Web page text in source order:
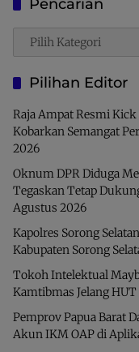
Pencarian
Pencarian
Pilihan Editor
Raja Ampat Resmi Kick
Kobarkan Semangat
2026
Oknum DPR Diduga
Tegaskan Tetap
Agustus 2026
Kapolres Sorong
Kabupaten Sorong
Tokoh Intelektual
Kamtibmas Jelang
Pemprov Papua Barat
Akun IKM OAP di